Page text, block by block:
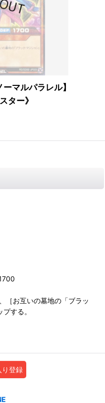
マルパラレル】
ター》
［お互いの墓地の「ブラッ
する。
り登録